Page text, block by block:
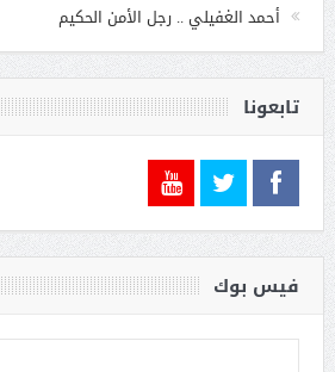
أحمد الغفيلي .. رجل الأمن الحكيم
تابعونا
فيس بوك